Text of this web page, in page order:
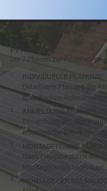
PV ANLAGEN
Die 7 Phasen zur Pv Anlagen
1
INDIVIDUELLE PLANUNG
Detaillierte Planung der
spezifischen Anforderungen
2
ANMELDUNG BEIM
Einreichung des
erforderliche
3
MONTAGETERMIN
Nach Freigabe durch den
Montagetermin vereinbart.
4
MONTAGE DER